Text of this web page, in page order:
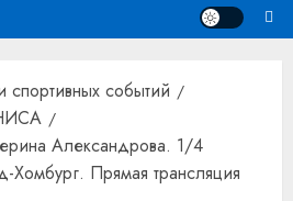
спортивных событий
Александрова. 1/4
Прямая трансляция